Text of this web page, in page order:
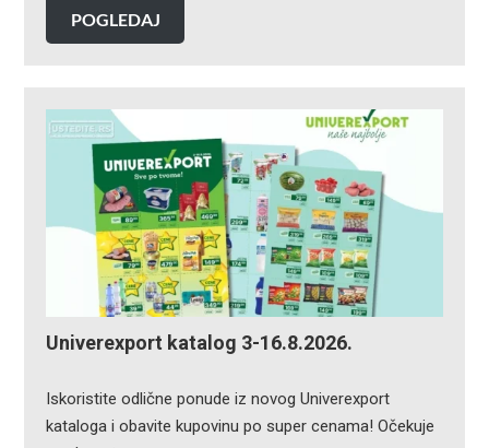
POGLEDAJ
Univerexport katalog 3-16.8.2026.
Iskoristite odlične ponude iz novog Univerexport
kataloga i obavite kupovinu po super cenama! Očekuje